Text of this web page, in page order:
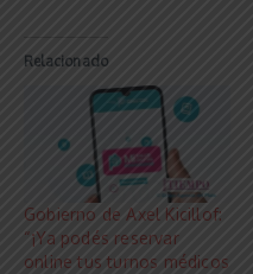
Relacionado
Gobierno de Axel Kicillof:
“¡Ya podés reservar
online tus turnos médicos